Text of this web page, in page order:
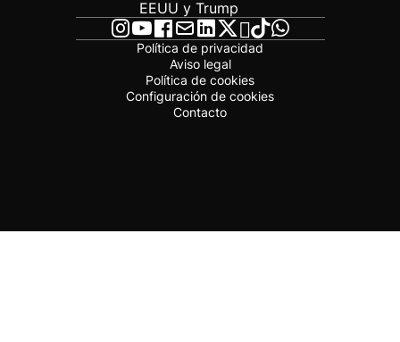
EEUU y Trump
Política de privacidad
Aviso legal
Política de cookies
Configuración de cookies
Contacto